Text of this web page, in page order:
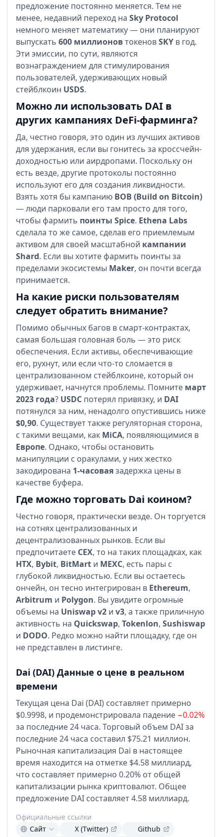
предложение постоянно меняется. Тем не
менее, недавний переход на Sky Protocol
немного меняет математику — они планируют
выпускать 600 миллионовтокеновSKY в год.
Эти эмиссии, по сути, являются
вознаграждением для стимулирования
пользователей, удерживающих новый
стейблкоин USDS.
Можно ли использовать DAI в
других кампаниях DeFi-фарминга?
Да, честно говоря, это один из лучших активов
для удержания, если вы гонитесь за кроссчейн-
доходностью или аирдропами. Поскольку он
есть везде, другие протоколы постоянно
используют его для создания ликвидности.
Взять хотя бы кампанию BOB (Build on Bitcoin)
— люди парковали его там просто для того,
чтобы фармить поинты Spice. Ethena Labs
сделала то же самое, сделав его приемлемым
активом для своей масштабной кампании
Shard. Если вы хотите фармить поинты за
пределами экосистемы Maker, он почти всегда
принимается.
На какие риски пользователям
следует обратить внимание?
Помимо обычных багов в смарт-контрактах,
самая большая головная боль — это риск
обеспечения. Если активы, обеспечивающие
его, рухнут, или если что-то сломается в
централизованном стейблкоине, который он
удерживает, начнутся проблемы. Помните март
2023 года? USDC потерял привязку, и DAI
потянулся за ним, ненадолго опустившись ниже
$0,90. Существует также регуляторная сторона,
с такими вещами, как MiCA, появляющимися в
Европе. Однако, чтобы остановить
манипуляции с оракулами, у них жестко
закодирована 1-часоваязадержка цены в
качестве буфера.
Где можно торговать Dai коином?
Честно говоря, практически везде. Он торгуется
на сотнях централизованных и
децентрализованных рынков. Если вы
предпочитаете CEX, то на таких площадках, как
HTX, Bybit, BitMart и MEXC, есть пары с
глубокой ликвидностью. Если вы остаетесь
ончейн, он тесно интегрирован в Ethereum,
Arbitrum и Polygon. Вы увидите огромные
объемы на Uniswap v2 и v3, а также приличную
активность на Quickswap, Tokenlon, Sushiswap
и DODO. Редко можно найти площадку, где он
не представлен в листинге.
Dai (DAI) Данные о цене в реальном
времени
Текущая цена Dai (DAI) составляет примерно
$0.9998, и продемонстрировала падение −0.02%
за последние 24 часа. Торговый объем DAI за
последние 24 часа составил $75.21 миллион.
Рыночная капитализация Dai в настоящее
время находится на отметке $4.58 миллиард,
что составляет примерно 0.20% от общей
капитализации рынка криптовалют. Общее
предложение DAI составляет 4.58 миллиард.
Официальные ссылки
Сайт
X (Twitter) Github